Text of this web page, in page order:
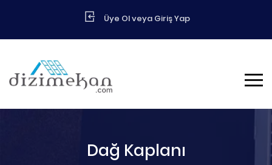
Üye Ol veya Giriş Yap
Dağ Kaplanı